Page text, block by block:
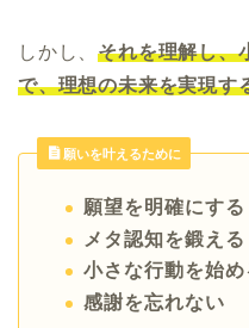
しかし、それを理解し、
で、理想の未来を実現す
願いを叶えるために
願望を明確にする
メタ認知を鍛える
小さな行動を始め
感謝を忘れない